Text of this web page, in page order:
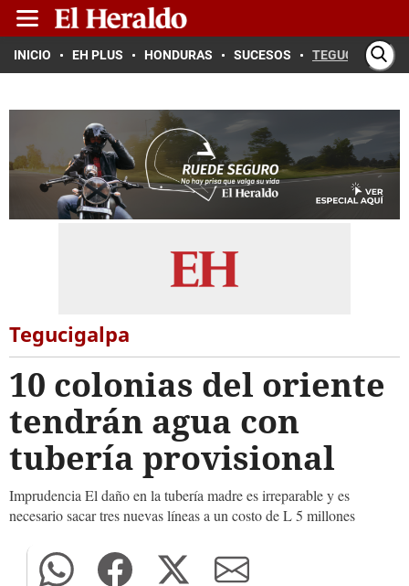
INICIO EH PLUS HONDURAS SUCESOS TEGUCIGALPA
Tegucigalpa
10 colonias del oriente
tendrán agua con
tubería provisional
Imprudencia El daño en la tubería madre es irreparable y es
necesario sacar tres nuevas líneas a un costo de L 5 millones